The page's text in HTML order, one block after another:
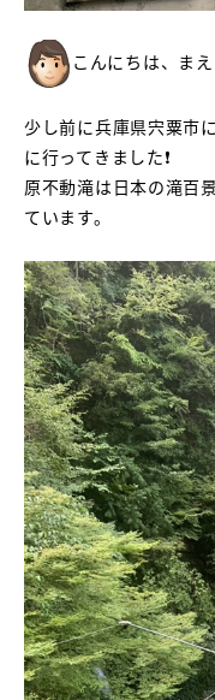
こんにちは、まえ
少し前に兵庫県宍粟市
に行ってきました❗
原不動滝は日本の滝百
ています。